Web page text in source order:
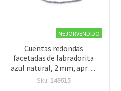
MEJOR VENDIDO
Cuentas redondas
facetadas de labradorita
azul natural, 2 mm, aprox.
215 uds/tira – piedra
Sku: 149615